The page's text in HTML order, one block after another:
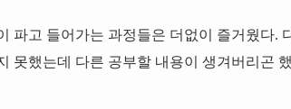
파고 들어가는 과정들은 더없이 즐거웠다.
못했는데 다른 공부할 내용이 생겨버리곤